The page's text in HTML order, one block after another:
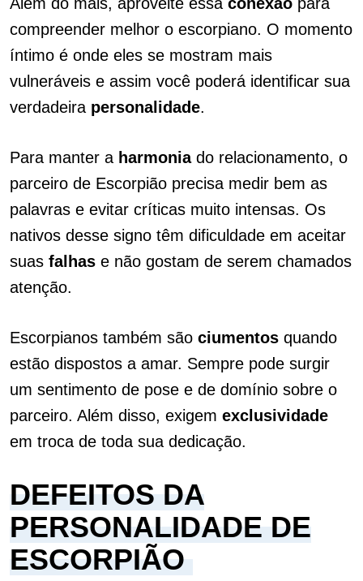
compreender melhor o escorpiano. O momento
íntimo é onde eles se mostram mais
vulneráveis e assim você poderá identificar sua
verdadeira personalidade.
Para manter a harmoniado relacionamento, o
parceiro de Escorpião precisa medir bem as
palavras e evitar críticas muito intensas. Os
nativos desse signo têm dificuldade em aceitar
suas falhas e não gostam de serem chamados
atenção.
Escorpianos também são ciumentos quando
estão dispostos a amar. Sempre pode surgir
um sentimento de pose e de domínio sobre o
parceiro. Além disso, exigem exclusividade
em troca de toda sua dedicação.
DEFEITOS DA
PERSONALIDADE DE
ESCORPIÃO